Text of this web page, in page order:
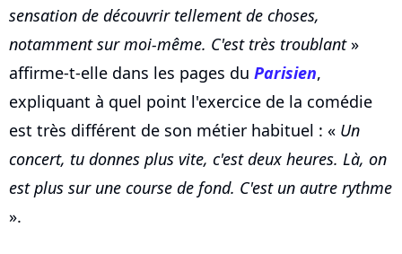
sensation de découvrir tellement de choses,
notamment sur moi-même. C'est très troublant»
affirme-t-elle dans les pages du Parisien,
expliquant à quel point l'exercice de la comédie
est très différent de son métier habituel : « Un
concert, tu donnes plus vite, c'est deux heures. Là, on
est plus sur une course de fond. C'est un autre rythme
».